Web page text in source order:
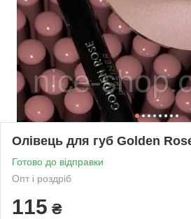
Олівець для губ Golden
Готово до відправки
Опт і роздріб
115 ₴